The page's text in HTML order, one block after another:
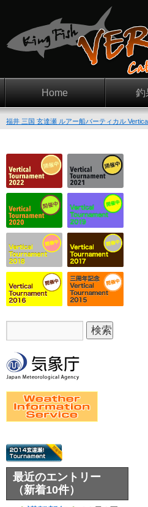
Home 釣
福井 三国 玄達瀬 ルアー船バーティカル
最近のエントリー
（新着10件）